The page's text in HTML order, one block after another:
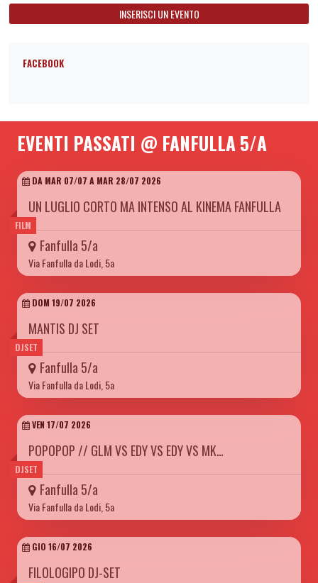
INSERISCI UN EVENTO
FACEBOOK
EVENTI PASSATI @ FANFULLA 5/A
FILM
DA MAR 07/07 A MAR 28/07 2026
UN LUGLIO CORTO MA INTENSO AL KINEMA FANFULLA
Fanfulla 5/a
Via Fanfulla da Lodi, 5a
DJSET
DOM 19/07 2026
MANTIS DJ SET
Fanfulla 5/a
Via Fanfulla da Lodi, 5a
DJSET
VEN 17/07 2026
POPOPOP // GLM VS EDY VS EDY VS MK…
Fanfulla 5/a
Via Fanfulla da Lodi, 5a
GIO 16/07 2026
FILOLOGIPO DJ-SET